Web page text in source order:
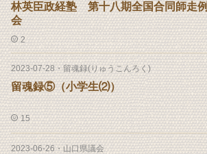
林英臣政経塾 第十八期全国合同師走例
会
2
2023-07-28・留魂録(りゅうこんろく)
留魂録⑤（小学生⑵）
15
2023-06-26・山口県議会